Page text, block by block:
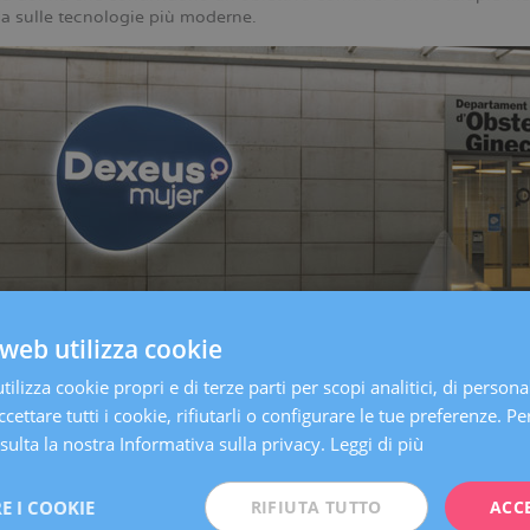
sulle tecnologie più moderne.
che ha sede a Barcellona
, è una delle cliniche
In un’unica struttura sono offerti tutti i servizi necessari per far
Mujer vogliamo stare ancora più vicini alle nostre pazienti.
utilizza cookie
cookie propri e di terze parti per scopi analitici, di
tutti i cookie, rifiutarli o configurare le tue preferenze.
la nostra Informativa sulla privacy. Leggi di più
RIFIUTA TUTTO
I COOKIE